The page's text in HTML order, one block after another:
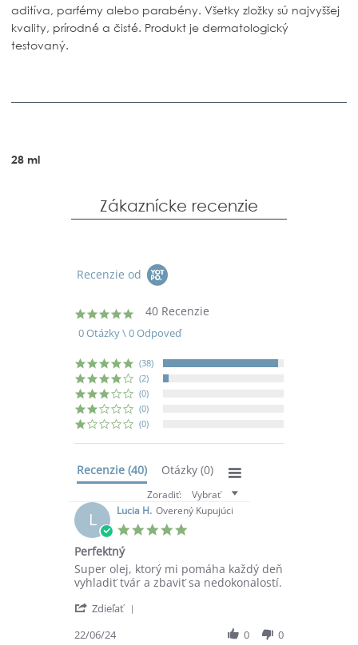
aditíva, parfémy alebo parabény. Všetky zložky sú najvyššej
kvality, prírodné a čisté. Produkt je dermatologický
testovaný.
28 ml
Zákaznícke recenzie
Recenzie od
5.0
star
rating
40 Recenzie
0 Otázky \ 0 Odpoveď
(38)
(2)
(0)
(0)
(0)
Recenzie (40) Otázky (0)
Zoradiť: Vybrať
L Lucia H. Overený Kupujúci
5.0
Perfektný
Review
by
H.
22
review
stating
Super olej, ktorý mi pomáha každý deň
vyhladiť tvár a zbaviť sa nedokonalostí.
Zdieľať
22/06/24 0 0